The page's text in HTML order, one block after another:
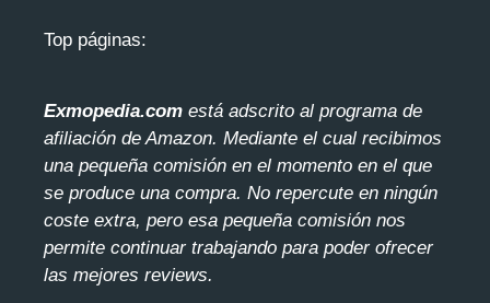
Top páginas:
Exmopedia.com está adscrito al programa de
afiliación de Amazon. Mediante el cual recibimos
una pequeña comisión en el momento en el que
se produce una compra. No repercute en ningún
coste extra, pero esa pequeña comisión nos
permite continuar trabajando para poder ofrecer
las mejores reviews.